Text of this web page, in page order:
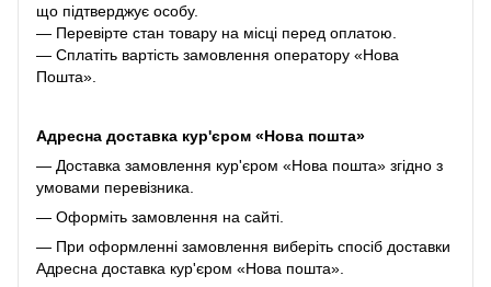
що підтверджує особу.
— Перевірте стан товару на місці перед оплатою.
— Сплатіть вартість замовлення оператору «Нова
Пошта».
Адресна доставка кур'єром «Нова пошта»
— Доставка замовлення кур'єром «Нова пошта» згідно з
умовами перевізника.
— Оформіть замовлення на сайті.
— При оформленні замовлення виберіть спосіб доставки
Адресна доставка кур'єром «Нова пошта».